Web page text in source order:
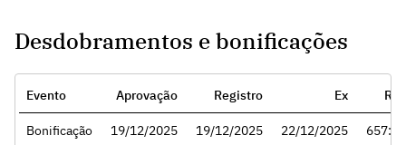
Desdobramentos e bonificações
Evento Aprovação Registro Ex
Bonificação 19/12/2025 19/12/2025 22/12/2025